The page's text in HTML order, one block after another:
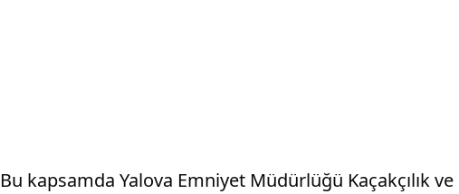
Bu kapsamda Yalova Emniyet Müdürlüğü Kaçakçılık